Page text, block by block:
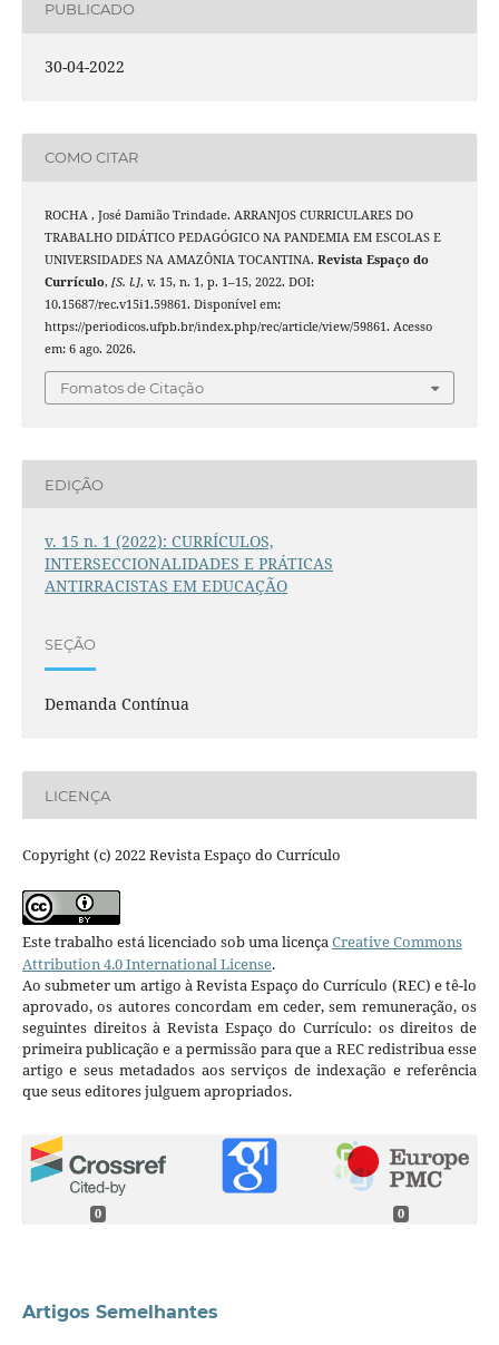
PUBLICADO
30-04-2022
COMO CITAR
ROCHA , José Damião Trindade. ARRANJOS CURRICULARES DO
TRABALHO DIDÁTICO PEDAGÓGICO NA PANDEMIA EM ESCOLAS E
UNIVERSIDADES NA AMAZÔNIA TOCANTINA. Revista Espaço do
Currículo, [S. l.], v. 15, n. 1, p. 1–15, 2022. DOI:
10.15687/rec.v15i1.59861. Disponível em:
https://periodicos.ufpb.br/index.php/rec/article/view/59861. Acesso
em: 6 ago. 2026.
Fomatos de Citação
EDIÇÃO
v. 15 n. 1 (2022): CURRÍCULOS,
INTERSECCIONALIDADES E PRÁTICAS
ANTIRRACISTAS EM EDUCAÇÃO
SEÇÃO
Demanda Contínua
LICENÇA
Copyright (c) 2022 Revista Espaço do Currículo
Este trabalho está licenciado sob uma licençaCreative Commons
Attribution 4.0 International License.
Ao submeter um artigo à Revista Espaço do Currículo (REC) e tê-lo
aprovado, os autores concordam em ceder, sem remuneração, os
seguintes direitos à Revista Espaço do Currículo: os direitos de
primeira publicação e a permissão para que a REC redistribua esse
artigo e seus metadados aos serviços de indexação e referência
que seus editores julguem apropriados.
0 0
Artigos Semelhantes